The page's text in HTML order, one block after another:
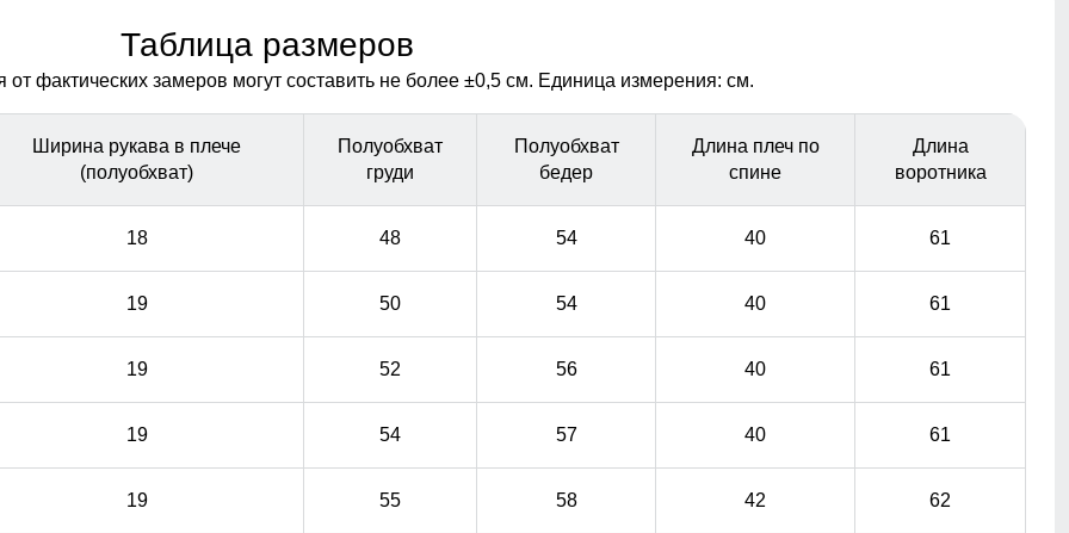
Практичные и стильные карманы удобно
Таблица размеров
фактических замеров могут составить не более ±0,5 см. Единица измерения: см.
Ширина рукава в плече
(полуобхват)
Полуобхват
груди
Полуобхват
бедер
Длина плеч по
спине
Длина
воротника
18 48 54 40 61
19 50 54 40 61
19 52 56 40 61
19 54 57 40 61
19 55 58 42 62